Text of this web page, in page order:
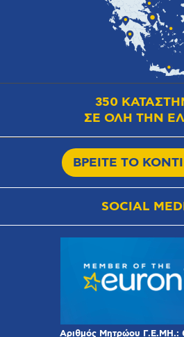
350
ΣΕ ΟΛΗ ΤΗΝ
ΒΡΕΙΤΕ ΤΟ
SOCIAL